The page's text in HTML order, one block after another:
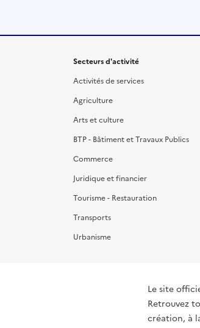
Secteurs d'activité
Activités de services
Agriculture
Arts et culture
BTP - Bâtiment et Travaux Publics
Commerce
Juridique et financier
Tourisme - Restauration
Transports
Urbanisme
Le site
Retrouvez
création, à